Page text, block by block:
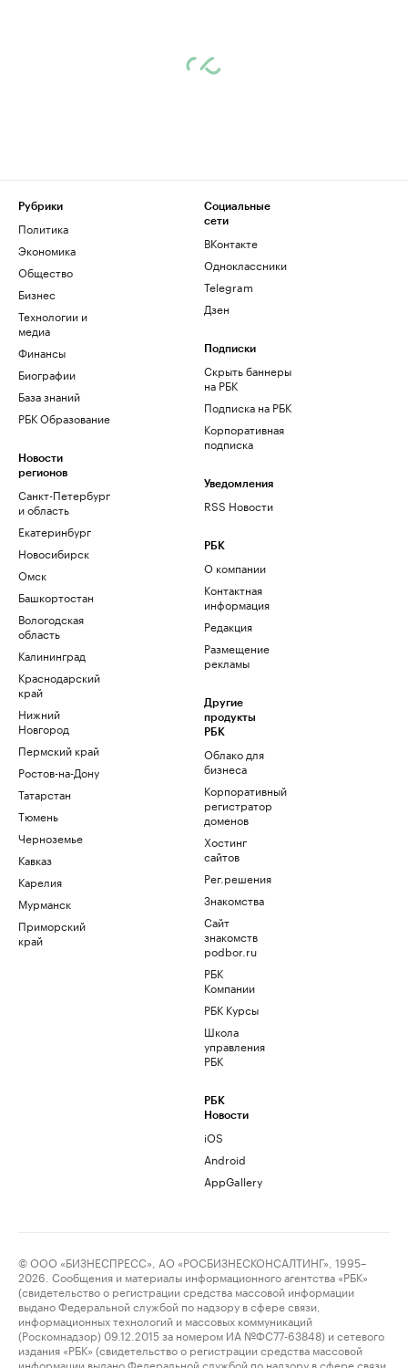
Рубрики
Политика
Экономика
Общество
Бизнес
Технологии и
медиа
Финансы
Биографии
База знаний
РБК Образование
Новости
регионов
Санкт-Петербург
и область
Екатеринбург
Новосибирск
Омск
Башкортостан
Вологодская
область
Калининград
Краснодарский
край
Нижний
Новгород
Пермский край
Ростов-на-Дону
Татарстан
Тюмень
Черноземье
Кавказ
Карелия
Мурманск
Приморский
край
Социальные
сети
ВКонтакте
Одноклассники
Telegram
Дзен
Подписки
Скрыть баннеры
на РБК
Подписка на РБК
Корпоративная
подписка
Уведомления
RSS Новости
РБК
О компании
Контактная
информация
Редакция
Размещение
рекламы
Другие
продукты
РБК
Облако для
бизнеса
Корпоративный
регистратор
доменов
Хостинг
сайтов
Рег.решения
Знакомства
Сайт
знакомств
podbor.ru
РБК
Компании
РБК Курсы
Школа
управления
РБК
РБК
Новости
iOS
Android
AppGallery
© ООО «БИЗНЕСПРЕСС», АО «РОСБИЗНЕСКОНСАЛТИНГ», 1995–
2026. Сообщения и материалы информационного агентства «РБК»
(свидетельство о регистрации средства массовой информации
выдано Федеральной службой по надзору в сфере связи,
информационных технологий и массовых коммуникаций
(Роскомнадзор) 09.12.2015 за номером ИА №ФС77-63848) и сетевого
издания «РБК» (свидетельство о регистрации средства массовой
информации выдано Федеральной службой по надзору в сфере связи,